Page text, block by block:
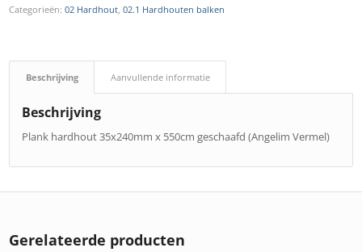
Categorieën:02 Hardhout ,02.1 Hardhouten balken
Beschrijving Aanvullende informatie
Beschrijving
Plank hardhout 35x240mm x 550cm geschaafd (Angelim Vermel)
Gerelateerde producten